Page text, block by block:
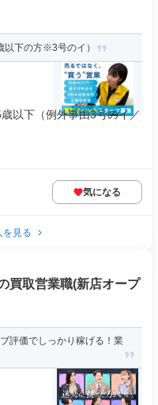
以下の方※3号のイ）
以下（例外事由3号のイ／
気になる
を見る
買取営業職(新店オープ
評価でしっかり稼げる！業